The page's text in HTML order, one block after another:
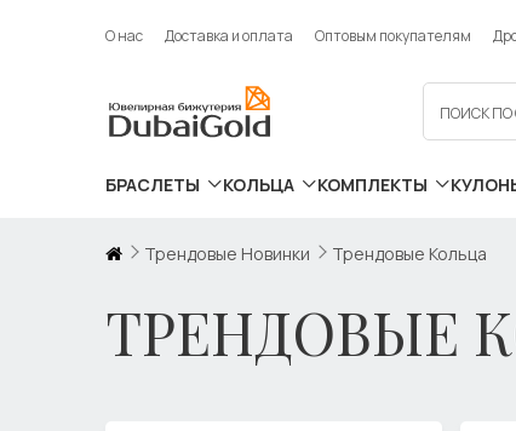
О нас Доставка и оплата Оптовым покупателям
БРАСЛЕТЫ КОЛЬЦА КОМПЛЕКТЫ
Трендовые Новинки Трендовые Кольца
ТРЕНДОВЫЕ